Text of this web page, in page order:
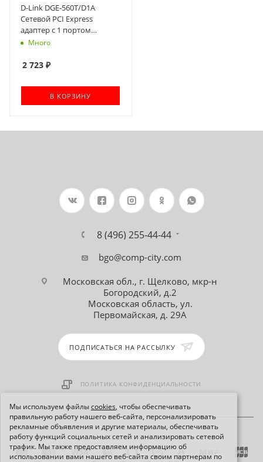
Мы используем файлыcookies, чтобы обеспечивать
правильную работу нашего веб-сайта, персонализировать
рекламные объявления и другие материалы, обеспечивать
работу функций социальных сетей и анализировать сетевой
трафик. Мы также предоставляем информацию об
использовании вами нашего веб-сайта своим партнерам по
D-Link DGE-560T/D1A
Сетевой PCI Express
адаптер с 1 портом
10/100/1000Base-T
Много
2 723 ₽
В КОРЗИНУ
8 (496) 255-44-44
bgo@comp-city.com
Московская обл., г. Щелково, мкр-н
Богородский, д.2
Московская область, ул.
Первомайская, д. 29А
ПОДПИСАТЬСЯ НА РАССЫЛКУ
ПОЛИТИКА КОНФИДЕНЦИАЛЬНОСТИ